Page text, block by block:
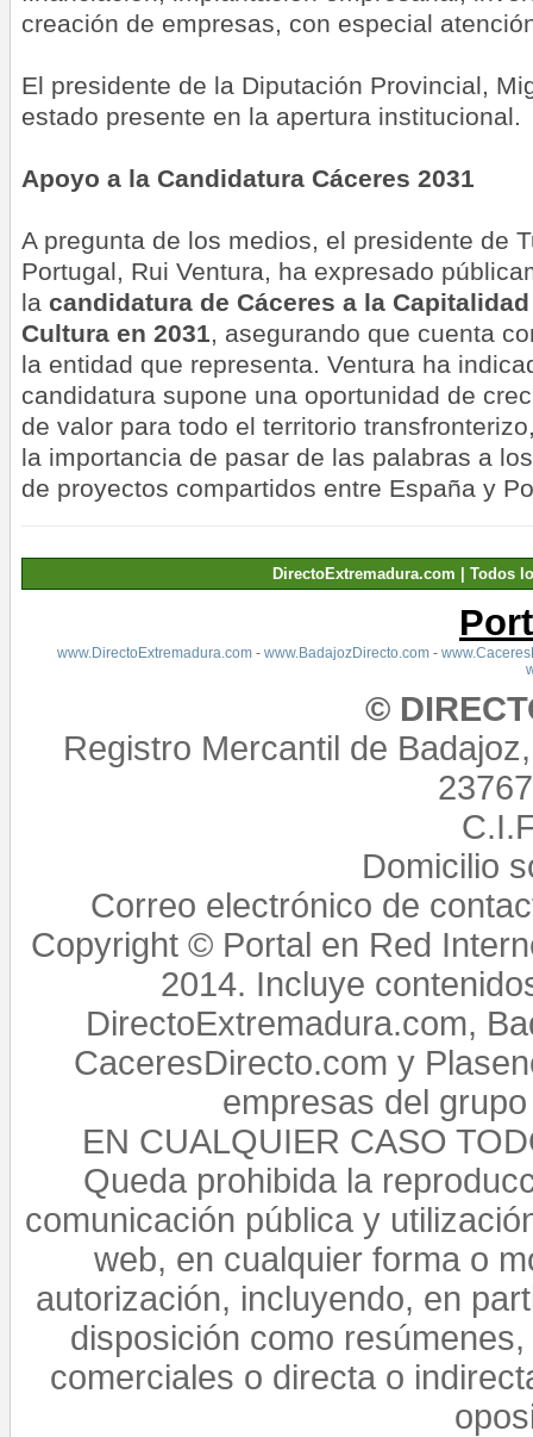
creación de empresas, con especial
El presidente de la Diputación Provincial,
estado presente en la apertura institucional.
Apoyo a la Candidatura Cáceres 2031
A pregunta de los medios, el presidente de
Portugal, Rui Ventura, ha expresado
la candidatura de Cáceres a la
Cultura en 2031 , asegurando que cuenta
la entidad que representa. Ventura ha
candidatura supone una oportunidad de
de valor para todo el territorio
la importancia de pasar de las palabras a
de proyectos compartidos entre España y
DirectoExtremadura.com | Todos
www.DirectoExtremadura.com- www.BadajozDirecto.com-
©
Registro Mercantil de
Domicilio
Correo electrónico de
Copyright © Portal en Red
2014. Incluye
DirectoExtremadura.com,
CaceresDirecto.com y
empresas del
EN CUALQUIER CASO
Queda prohibida la
comunicación pública y
web, en cualquier forma o
autorización, incluyendo, en
disposición como
comerciales o directa o